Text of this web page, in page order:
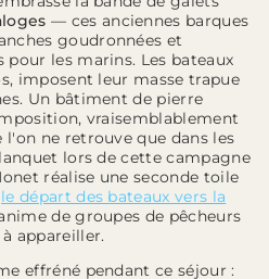
— ces anciennes barques
goudronnées et
les marins. Les bateaux
imposent leur masse trapue
Un bâtiment de pierre
vraisemblablement
ne retrouve que dans les
lors de cette campagne
réalise une seconde toile
le départ des bateaux vers la
de groupes de pêcheurs
appareiller.
effréné pendant ce séjour :